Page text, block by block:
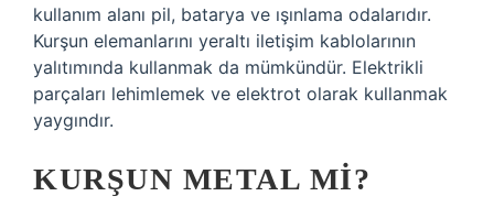
kullanım alanı pil, batarya ve ışınlama odalarıdır.
Kurşun elemanlarını yeraltı iletişim kablolarının
yalıtımında kullanmak da mümkündür. Elektrikli
parçaları lehimlemek ve elektrot olarak kullanmak
yaygındır.
KURŞUN METAL MI?